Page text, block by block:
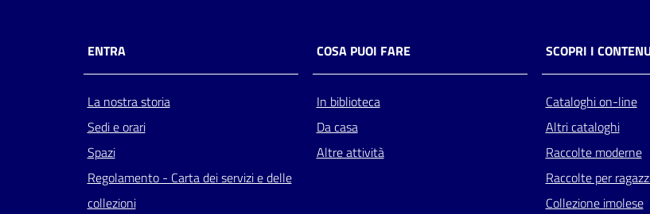
ENTRA
La nostra storia
Sedi e orari
Spazi
Regolamento - Carta dei servizi e delle
collezioni
COSA PUOI FARE
In biblioteca
Da casa
Altre attività
SCOPRI I
Cataloghi on-line
Altri cataloghi
Raccolte moderne
Raccolte per
Collezione imolese